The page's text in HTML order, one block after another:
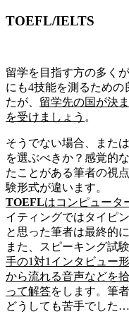
TOEFL/IELTS
留学を目指す方の多く
にも4技能を測るための
たが、 留学先の国が決
を受けましょう 。
そうでない場合、また
を選ぶべきか？感覚的
たことがある筆者の視
験形式が違います。
TOEFLはコンピュータ
イティングではタイピ
と思った筆者は最終的
また、スピーキング試
手の1対1インタビュー
から流れる音声などを
って解答をします。筆
どうしても苦手でした